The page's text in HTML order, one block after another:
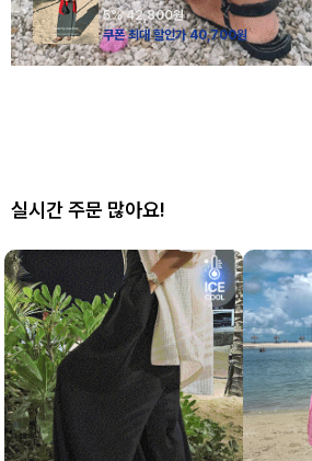
5%42,800원
쿠폰 최대 할인가 40,700원
실시간 주문 많아요!